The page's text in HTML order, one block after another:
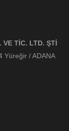
VE TİC. LTD. ŞTİ
Yüreğir / ADANA